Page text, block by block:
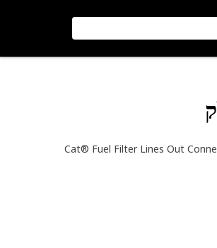
Cat® Fuel Filter Lines Out